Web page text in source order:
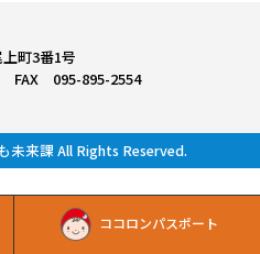
ココロンパスポート
町3番1号
FAX 095-895-2554
来課 All Rights Reserved.